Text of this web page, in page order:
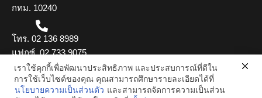
กทม. 10240
โทร. 02 136 8989
แฟกซ์. 02 733 9075
อีเมล. dgfocus.marketing@gmail.com
เราใช้คุกกี้เพื่อพัฒนาประสิทธิภาพ และประสบการณ์ที่ดีใน
การใช้เว็บไซต์ของคุณ คุณสามารถศึกษารายละเอียดได้ที่
นโยบายความเป็นส่วนตัว และสามารถจัดการความเป็นส่วน